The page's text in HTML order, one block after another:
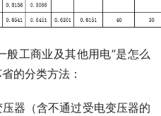
般工商业及其他用电”是怎么
的分类方法：
器（含不通过受电变压器的